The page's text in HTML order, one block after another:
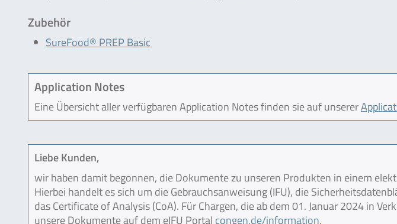
Zubehör
SureFood® PREP Basic
Application Notes
Eine Übersicht aller verfügbaren Application Notes finden sie auf unserer
Liebe Kunden,
wir haben damit begonnen, die Dokumente zu unseren Produkten in einem
Hierbei handelt es sich um die Gebrauchsanweisung (IFU), die
das Certificate of Analysis (CoA). Für Chargen, die ab dem 01. Januar 2024 in
unsere Dokumente auf dem eIFU Portal congen.de/information.